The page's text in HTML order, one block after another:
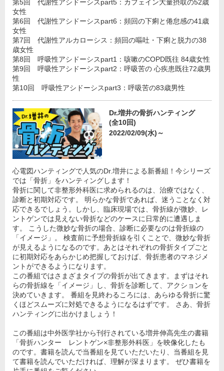
第5回 代謝性アシドーシスpart5：カフェイン大量摂取の52歳
女性
第6回 代謝性アシドーシスpart6：頻回の下痢と倦怠感の41歳
女性
第7回 代謝性アルカローシス：頻回の嘔吐・下痢と脱力の38
歳女性
第8回 呼吸性アシドーシスpart1：咳嗽のCOPD既往 84歳女性
第9回 呼吸性アシドーシスpart2：呼吸苦の 心疾患既往72歳男
性
第10回 呼吸性アシドーシスpart3：呼吸苦の83歳男性
Dr.増井の骨折ハンティング
(全10回)
2022/02/09(水)～
心電図ハンティングで人気のDr.増井による新番組！今シリーズ
では「骨折」をハンティングします！
骨折に関して非整形外科医に求められるのは、治療ではなく、
診断と初期対応です。 明らかな骨折であれば、迷うことなく対
応できるでしょう。しかし、臨床現場では、骨折線が微妙、レ
ントゲンでは見えない骨折などのケースに日常的に遭遇しま
す。 こうした微妙な骨折の場合、診断に必要なのは骨折線の
「イメージ」。 検査前に予想骨折線を引くことで、微妙な骨折
が見えるようになるのです。あとはそれぞれの骨折タイプごと
に初期対応をあらかじめ把握しておけば、骨折患者のマネジメ
ントができるようになります。
この番組ではさまざまタイプの骨折が出てきます。まずはそれ
らの骨折線を「イメージ」し、骨折を診断して、アクションを
決めていきます。 番組を見終わるころには、あらゆる骨折に驚
くほどスムーズに対処できるようになるはずです。 さあ、骨折
ハンティングに出かけましょう！
この番組は中外医学社から刊行されている増井伸高先生の書籍
「骨折ハンター レントゲン×非整形外科医」を映像化したも
のです。書籍を読んで当番組を見ていただいたり、当番組を見
て書籍を読んでいただければ、理解が深まります。 ぜひ書籍を